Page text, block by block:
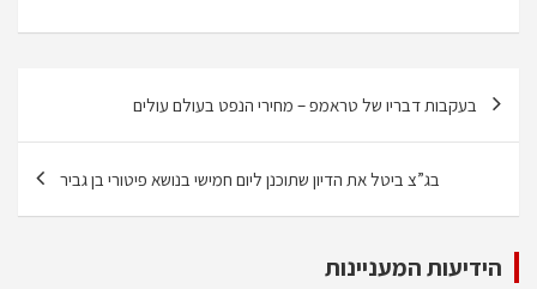
בעקבות דבריו של טראמפ – מחירי הנפט בעולם עולים
בג”צ ביטל את הדיון שתוכנן ליום חמישי בנושא פיטורי בן גביר
הידיעות המעניינות